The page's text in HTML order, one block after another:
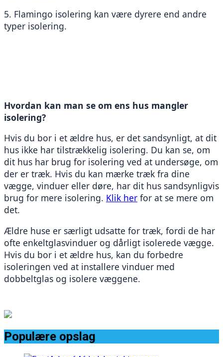
5. Flamingo isolering kan være dyrere end andre
typer isolering.
Hvordan kan man se om ens hus mangler
isolering?
Hvis du bor i et ældre hus, er det sandsynligt, at dit
hus ikke har tilstrækkelig isolering. Du kan se, om
dit hus har brug for isolering ved at undersøge, om
der er træk. Hvis du kan mærke træk fra dine
vægge, vinduer eller døre, har dit hus sandsynligvis
brug for mere isolering. Klik her for at se mere om
det.
Ældre huse er særligt udsatte for træk, fordi de har
ofte enkeltglasvinduer og dårligt isolerede vægge.
Hvis du bor i et ældre hus, kan du forbedre
isoleringen ved at installere vinduer med
dobbeltglas og isolere væggene.
Populære opslag